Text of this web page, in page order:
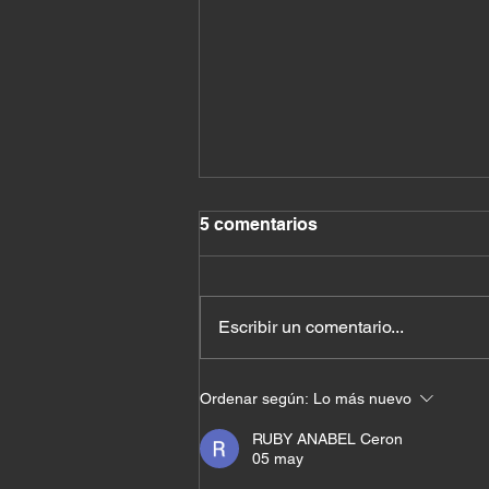
El costo de querer quedar
bien con todos
5 comentarios
Escribir un comentario...
Ordenar según: Lo más nuevo
RUBY ANABEL Ceron
05 may